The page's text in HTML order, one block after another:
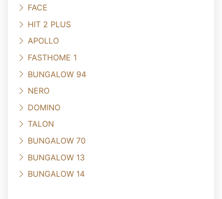
FACE
HIT 2 PLUS
APOLLO
FASTHOME 1
BUNGALOW 94
NERO
DOMINO
TALON
BUNGALOW 70
BUNGALOW 13
BUNGALOW 14